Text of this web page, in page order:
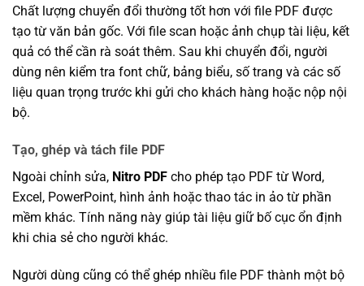
Chất lượng chuyển đổi thường tốt hơn với file PDF được
tạo từ văn bản gốc. Với file scan hoặc ảnh chụp tài liệu, kết
quả có thể cần rà soát thêm. Sau khi chuyển đổi, người
dùng nên kiểm tra font chữ, bảng biểu, số trang và các số
liệu quan trọng trước khi gửi cho khách hàng hoặc nộp nội
bộ.
Tạo, ghép và tách file PDF
Ngoài chỉnh sửa, Nitro PDF cho phép tạo PDF từ Word,
Excel, PowerPoint, hình ảnh hoặc thao tác in ảo từ phần
mềm khác. Tính năng này giúp tài liệu giữ bố cục ổn định
khi chia sẻ cho người khác.
Người dùng cũng có thể ghép nhiều file PDF thành một bộ